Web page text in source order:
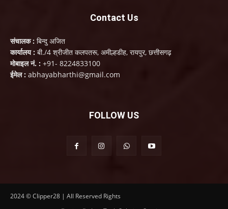
Contact Us
संचालक : बिन्दु अजित
कार्यालय : बी./4 श्रीजीत कलपतरू, अमील्हडीह, रायपुर, छत्तीसगढ़
मोबाइल नं. : +91- 8224833100
ईमेल : abhayabharthi@gmail.com
FOLLOW US
2024 © Clipper28 | All Reserved Rights